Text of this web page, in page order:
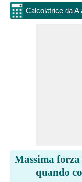
Calcolatrice da A
Massima
quando